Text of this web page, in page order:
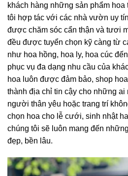
khách hàng những sản phẩm
tôi hợp tác với các nhà vườn uy
được chăm sóc cẩn thận và tươi
đều được tuyển chọn kỹ càng từ
như hoa hồng, hoa ly, hoa cúc
phục vụ đa dạng nhu cầu của
hoa luôn được đảm bảo, shop
thành địa chỉ tin cậy cho những ai
người thân yêu hoặc trang trí
chọn hoa cho lễ cưới, sinh nhật
chúng tôi sẽ luôn mang đến
đẹp, bền lâu.